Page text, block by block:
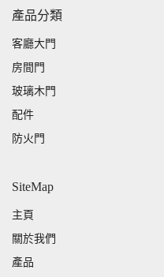
產品分類
客廳大門
房間門
玻璃木門
配件
防火門
SiteMap
主頁
關於我們
產品